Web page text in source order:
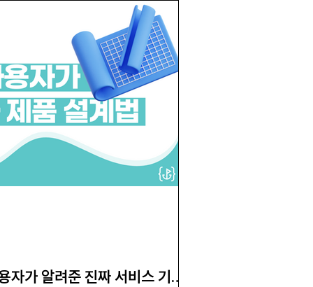
가 알려준 진짜 서비스 기획